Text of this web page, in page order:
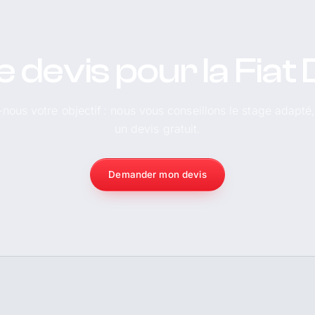
Demander mon devis